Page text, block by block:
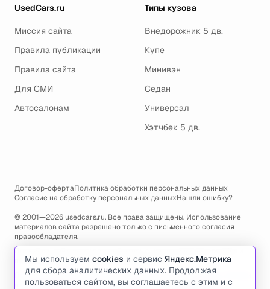
UsedCars.ru
Миссия сайта
Правила публикации
Правила сайта
Для СМИ
Автосалонам
Типы кузова
Внедорожник 5 дв.
Купе
Минивэн
Седан
Универсал
Хэтчбек 5 дв.
Договор-офертаПолитика обработки персональных данных
Согласие на обработку персональных данныхНашли ошибку?
© 2001—2026 usedcars.ru. Все права защищены. Использование
материалов сайта разрешено только с письменного согласия
правообладателя.
Пользуясь сайтом, вы соглашаетесь с использованием cookies и
политикой обработки персональных данных.
По всем вопросам связанным с работой сайта, ошибками, глюками
и проблемами обращайтесь по адресу электронной почты
Мы используем cookies и сервис Яндекс.Метрика
для сбора аналитических данных. Продолжая
пользоваться сайтом, вы соглашаетесь с этим и с